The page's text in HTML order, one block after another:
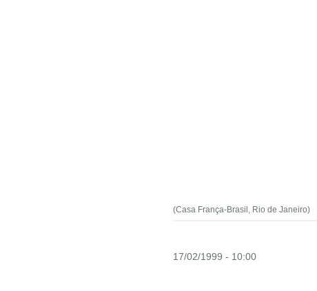
(Casa França-Brasil, Rio de Janeiro)
17/02/1999 - 10:00